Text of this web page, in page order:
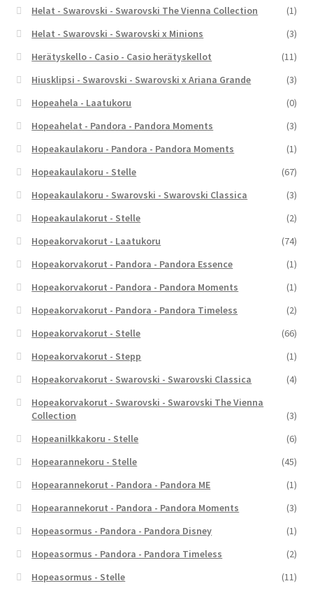
Helat - Swarovski - Swarovski The Vienna Collection
(1)
Helat - Swarovski - Swarovski x Minions
(3)
Herätyskello - Casio - Casio herätyskellot
(11)
Hiusklipsi - Swarovski - Swarovski x Ariana Grande
(3)
Hopeahela - Laatukoru
(0)
Hopeahelat - Pandora - Pandora Moments
(3)
Hopeakaulakoru - Pandora - Pandora Moments
(1)
Hopeakaulakoru - Stelle
(67)
Hopeakaulakoru - Swarovski - Swarovski Classica
(3)
Hopeakaulakorut - Stelle
(2)
Hopeakorvakorut - Laatukoru
(74)
Hopeakorvakorut - Pandora - Pandora Essence
(1)
Hopeakorvakorut - Pandora - Pandora Moments
(1)
Hopeakorvakorut - Pandora - Pandora Timeless
(2)
Hopeakorvakorut - Stelle
(66)
Hopeakorvakorut - Stepp
(1)
Hopeakorvakorut - Swarovski - Swarovski Classica
(4)
Hopeakorvakorut - Swarovski - Swarovski The Vienna
Collection
(3)
Hopeanilkkakoru - Stelle
(6)
Hopearannekoru - Stelle
(45)
Hopearannekorut - Pandora - Pandora ME
(1)
Hopearannekorut - Pandora - Pandora Moments
(3)
Hopeasormus - Pandora - Pandora Disney
(1)
Hopeasormus - Pandora - Pandora Timeless
(2)
Hopeasormus - Stelle
(11)